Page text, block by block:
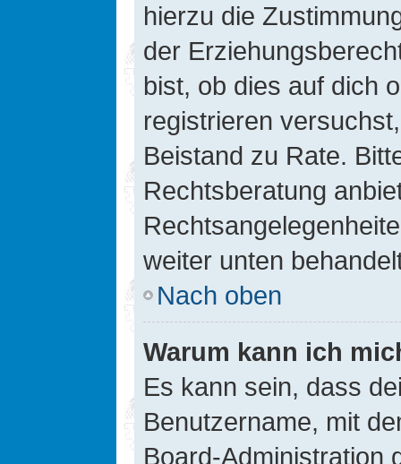
hierzu die
der
bist, ob dies auf dich
registrieren
Beistand zu Rate.
Rechtsberatung
weiter unten
Nach oben
Warum kann ich
Es kann sein, dass
Benutzername, mit
Board-Administration